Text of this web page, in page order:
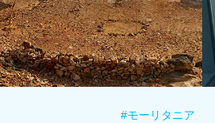
#モーリタニア